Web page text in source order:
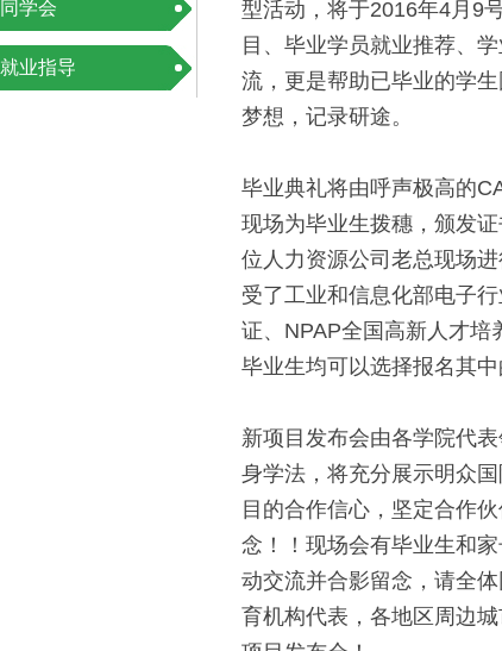
同学会
就业指导
型活动，将于2016年4月9
目、毕业学员就业推荐、
流，更是帮助已毕业的学
梦想，记录研途。
毕业典礼将由呼声极高的
现场为毕业生拨穗，颁发
位人力资源公司老总现场
受了工业和信息化部电子
证、NPAP全国高新人才培
毕业生均可以选择报名其
新项目发布会由各学院代
身学法，将充分展示明众
目的合作信心，坚定合作
念！！现场会有毕业生和
动交流并合影留念，请全
育机构代表，各地区周边